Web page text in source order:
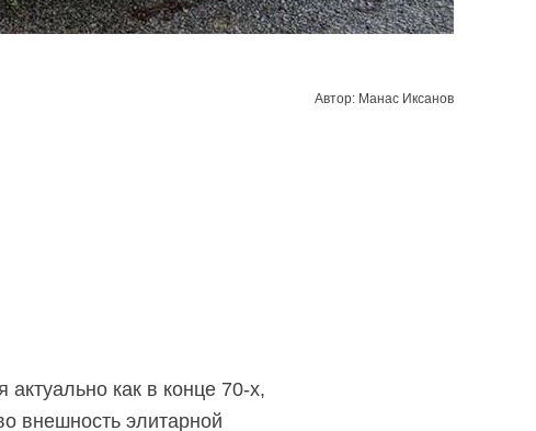
Автор: Манас Иксанов
как в конце 70-х,
внешность элитарной